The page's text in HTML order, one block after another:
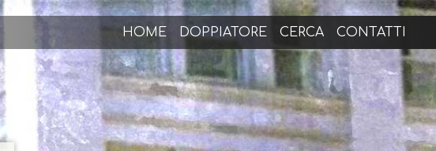
HOME DOPPIATORE CERCA CONTATTI